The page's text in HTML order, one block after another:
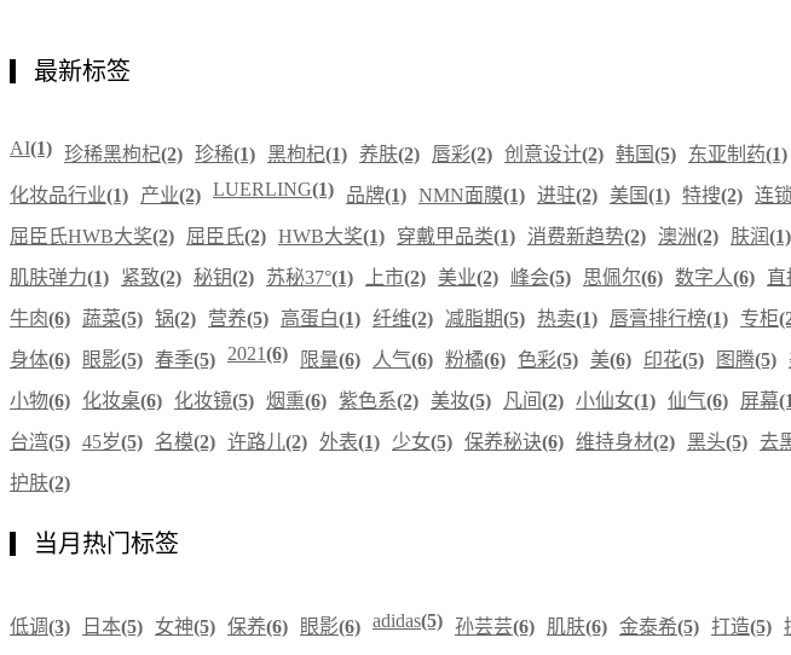
最新标签
AI(1) 珍稀黑枸杞(2) 珍稀(1) 黑枸杞(1) 养肤(2) 唇彩(2) 创意设计(2) 韩国(5) 东亚制药(1)
化妆品行业(1) 产业(2) LUERLING(1) 品牌(1) NMN面膜(1) 进驻(2) 美国(1) 特搜(2) 连
屈臣氏HWB大奖(2) 屈臣氏(2) HWB大奖(1) 穿戴甲品类(1) 消费新趋势(2) 澳洲(2) 肤润(1)
肌肤弹力(1) 紧致(2) 秘钥(2) 苏秘37°(1) 上市(2) 美业(2) 峰会(5) 思佩尔(6) 数字人(6) 直
牛肉(6) 蔬菜(5) 锅(2) 营养(5) 高蛋白(1) 纤维(2) 减脂期(5) 热卖(1) 唇膏排行榜(1) 专柜
身体(6) 眼影(5) 春季(5) 2021(6) 限量(6) 人气(6) 粉橘(6) 色彩(5) 美(6) 印花(5) 图腾(5)
小物(6) 化妆桌(6) 化妆镜(5) 烟熏(6) 紫色系(2) 美妆(5) 凡间 (2) 小仙女(1) 仙气(6) 屏幕
台湾(5) 45岁(5) 名模(2) 许路儿(2) 外表(1) 少女(5) 保养秘诀(6) 维持身材(2) 黑头(5) 去
护肤(2)
当月热门标签
低调(3) 日本(5) 女神(5) 保养(6) 眼影(6) adidas(5) 孙芸芸(6) 肌肤(6) 金泰希(5) 打造(5)